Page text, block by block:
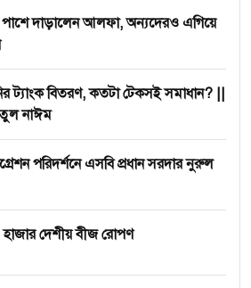
পাশে দাড়ালেন আলফা, অন্যদেরও এগিয়ে
ট্যাংক বিতরণ, কতটা টেকসই সমাধান? ||
নাঈম
পরিদর্শনে এসবি প্রধান সরদার নুরুল
দেশীয় বীজ রোপণ